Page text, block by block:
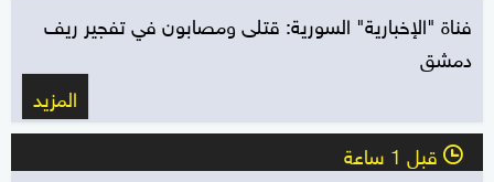
فناة "الإخبارية" السورية: قتلى ومصابون في تفجير ريف
دمشق
المزيد
l قبل 1 ساعة